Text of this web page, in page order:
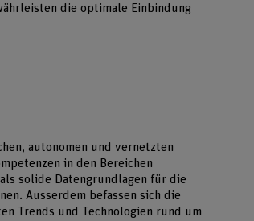
die optimale Einbindung
autonomen und vernetzten
in den Bereichen
solide Datengrundlagen für die
Ausserdem befassen sich die
Trends und Technologien rund um